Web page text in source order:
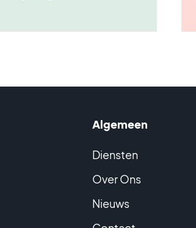
Algemeen
Diensten
Over Ons
Nieuws